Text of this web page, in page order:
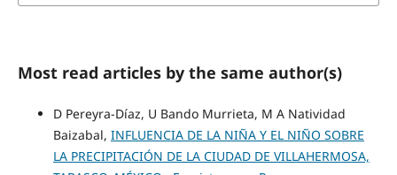
Most read articles by the same author(s)
D Pereyra-Díaz, U Bando Murrieta, M A Natividad
Baizabal, INFLUENCIA DE LA NIÑA Y EL NIÑO SOBRE
LA PRECIPITACIÓN DE LA CIUDAD DE VILLAHERMOSA,